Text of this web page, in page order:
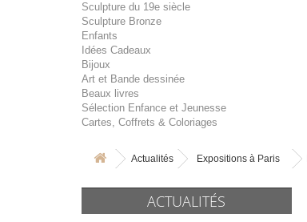
Sculpture du 19e siècle
Sculpture Bronze
Enfants
Idées Cadeaux
Bijoux
Art et Bande dessinée
Beaux livres
Sélection Enfance et Jeunesse
Cartes, Coffrets & Coloriages
Actualités Expositions à Paris
ACTUALITÉS